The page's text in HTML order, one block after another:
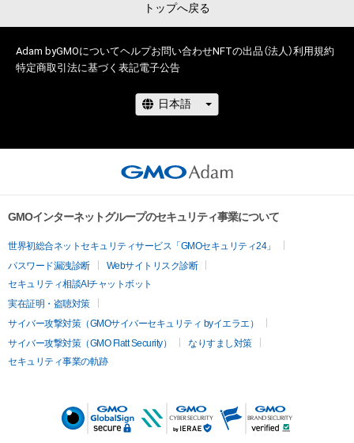
# 66/80トップへ戻る
Adam byGMOについてヘルプお問い合わせNFTの出品（法人）利用規約
特定商取引法に基づく表記電子公告
GMOインターネットグループのセキュリティ事業について
世界初総合ネットセキュリティサービス「GMOセキュリティ24」
パスワード漏洩診断
Webサイトリスク診断
セキュリティ相談AIチャットボット
実在証明・盗聴対策
サイバー攻撃対策（GMOサイバーセキュリティ byイエラエ）
サイバー攻撃対策（GMO Flatt Security）
なりすまし対策
セキュリティ事業の軌跡